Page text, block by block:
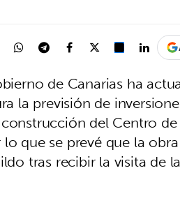
de Canarias ha
la previsión de
del Centro
que se prevé que la
tras recibir la visita de